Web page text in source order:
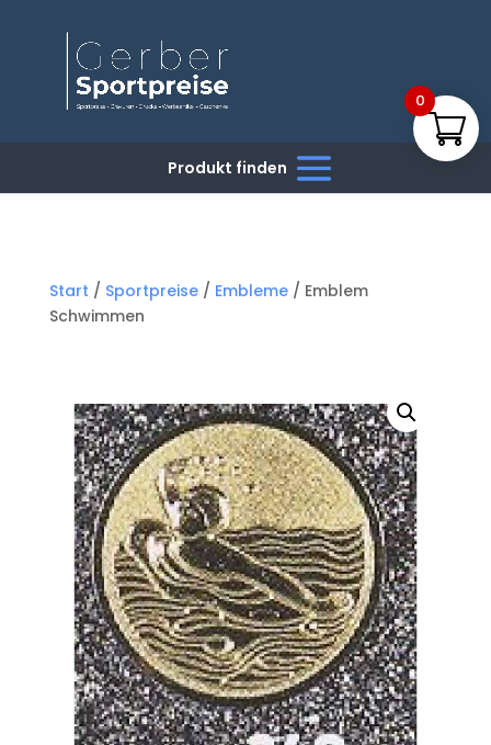
Start / Sportpreise/ Embleme/ Emblem
Schwimmen
0